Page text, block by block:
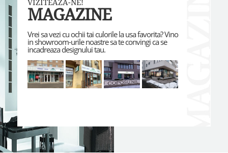
VIZITEAZA-NE!
MAGAZINE
Vrei sa vezi cu ochii tai culorile la usa favorita? Vino
in showroom-urile noastre sa te convingi ca se
incadreaza designului tau.